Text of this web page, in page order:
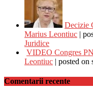
Decizie
Marius Leontiuc |
Juridice
VIDEO Congres
Leontiuc | posted on
Comentarii recente